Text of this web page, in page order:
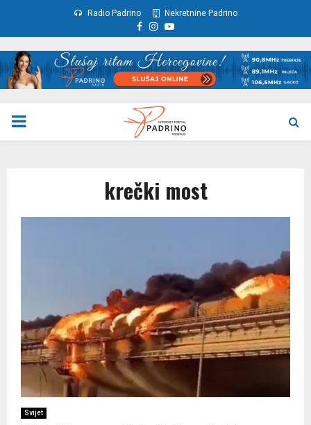
Radio Padrino Nekretnine Padrino
Facebook
Instagram
Youtube
PRIMARY
krečki most
Svijet